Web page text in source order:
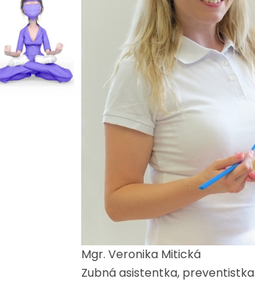
Mgr. Veronika Mitická
Zubná asistentka, preventistka